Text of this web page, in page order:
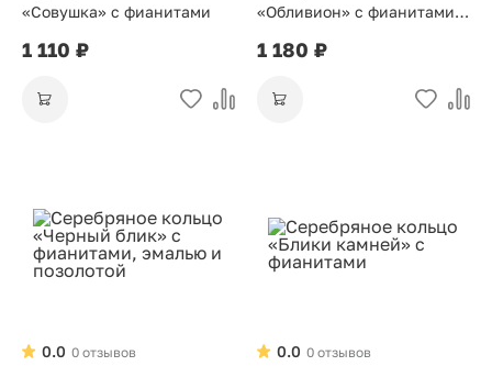
«Совушка» с фианитами
1 110 ₽
«Обливион» с фианитами и
1 180 ₽
0 отзывов
0.0
0 отзывов
0.0